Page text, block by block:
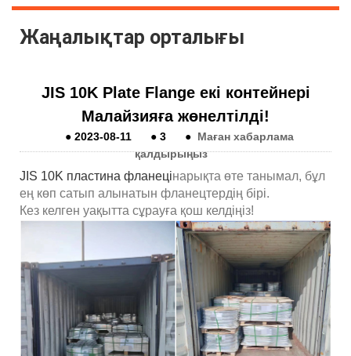
Жаңалықтар орталығы
JIS 10K Plate Flange екі контейнері
Малайзияға жөнелтілді!
●2023-08-11 ●3 ● Маған хабарлама
қалдырыңыз
JIS 10K пластина фланецінарықта өте танымал, бұл
ең көп сатып алынатын фланецтердің бірі.
Кез келген уақытта сұрауға қош келдіңіз!